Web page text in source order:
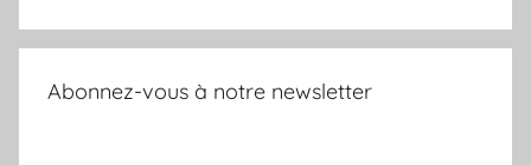
Abonnez-vous à notre newsletter